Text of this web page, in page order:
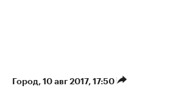
Город⁠, 10 авг 2017, 17:50